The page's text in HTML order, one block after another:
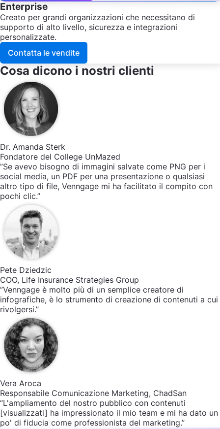
Enterprise
Creato per grandi organizzazioni che necessitano di
supporto di alto livello, sicurezza e integrazioni
personalizzate.
Contatta le vendite
Cosa dicono i nostri clienti
Dr. Amanda Sterk
Fondatore del College UnMazed
”Se avevo bisogno di immagini salvate come PNG per i
social media, un PDF per una presentazione o qualsiasi
altro tipo di file, Venngage mi ha facilitato il compito con
pochi clic.”
Pete Dziedzic
COO, Life Insurance Strategies Group
”Venngage è molto più di un semplice creatore di
infografiche, è lo strumento di creazione di contenuti a cui
rivolgersi.”
Vera Aroca
Responsabile Comunicazione Marketing, ChadSan
”L'ampliamento del nostro pubblico con contenuti
[visualizzati] ha impressionato il mio team e mi ha dato un
po' di fiducia come professionista del marketing.”